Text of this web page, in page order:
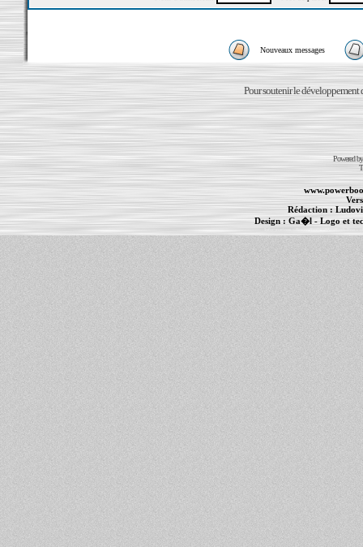
Nouveaux messages
Pour soutenir le développement
Powered
Rédaction :
Design : Ga�l - Logo et